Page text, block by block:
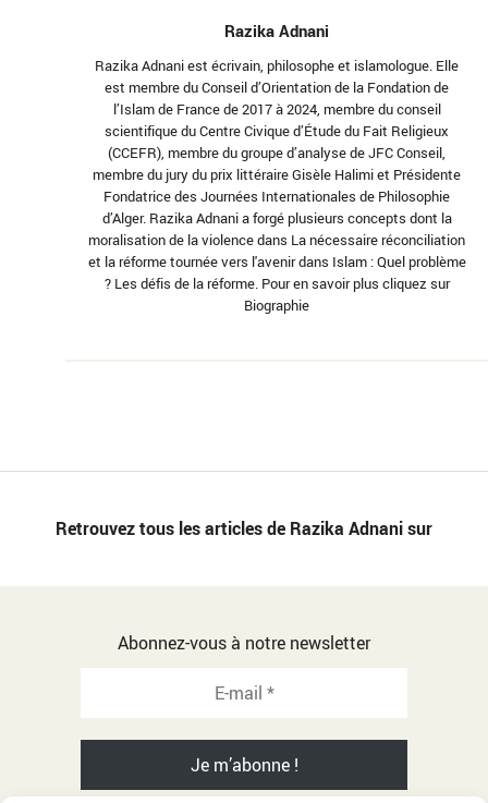
Razika Adnani
Razika Adnani est écrivain, philosophe et islamologue. Elle
est membre du Conseil d’Orientation de la Fondation de
l’Islam de France de 2017 à 2024, membre du conseil
scientifique du Centre Civique d’Étude du Fait Religieux
(CCEFR), membre du groupe d’analyse de JFC Conseil,
membre du jury du prix littéraire Gisèle Halimi et Présidente
Fondatrice des Journées Internationales de Philosophie
d’Alger. Razika Adnani a forgé plusieurs concepts dont la
moralisation de la violence dans La nécessaire réconciliation
et la réforme tournée vers l'avenir dans Islam : Quel problème
? Les défis de la réforme. Pour en savoir plus cliquez sur
Biographie
Retrouvez tous les articles de Razika Adnani sur
Abonnez-vous à notre newsletter